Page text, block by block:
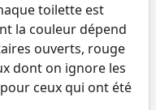
toilette est
la couleur dépend
ouverts, rouge
dont on ignore les
ceux qui ont été